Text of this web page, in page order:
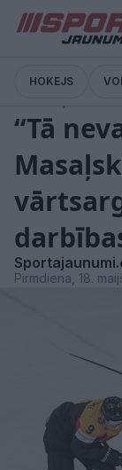
HOKEJS
“Tā
Pirmdiena, 18.